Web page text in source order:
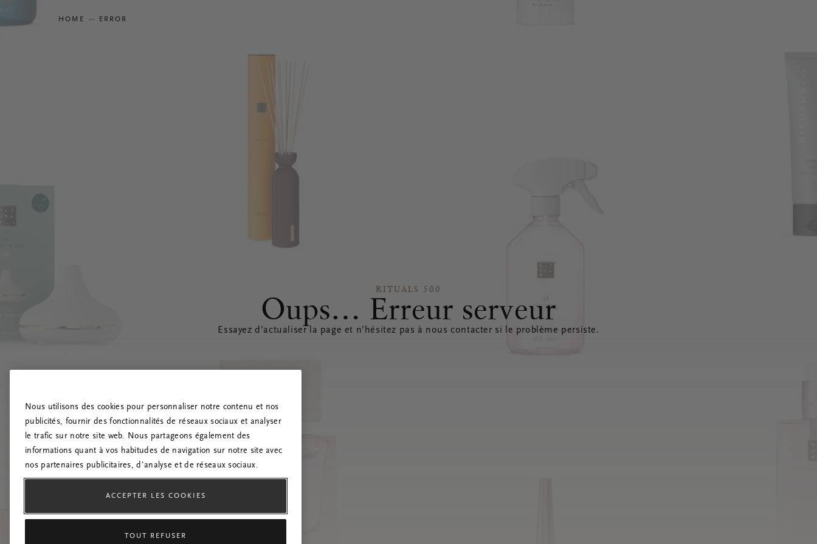
HOME ERROR
RITUALS 500
Oups… Erreur serveur
Essayez d’actualiser la page et n’hésitez pas à nous contacter si le problème persiste.
Nous utilisons des cookies pour personnaliser notre contenu et nos
publicités, fournir des fonctionnalités de réseaux sociaux et analyser
le trafic sur notre site web. Nous partageons également des
informations quant à vos habitudes de navigation sur notre site avec
nos partenaires publicitaires, d'analyse et de réseaux sociaux.
ACCEPTER LES COOKIES
TOUT REFUSER